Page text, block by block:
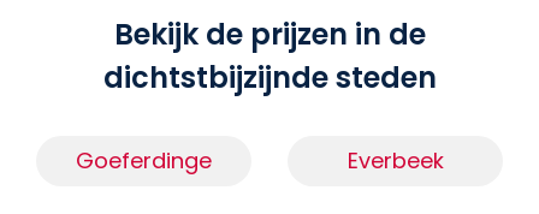
Bekijk de prijzen in de
dichtstbijzijnde steden
Goeferdinge Everbeek